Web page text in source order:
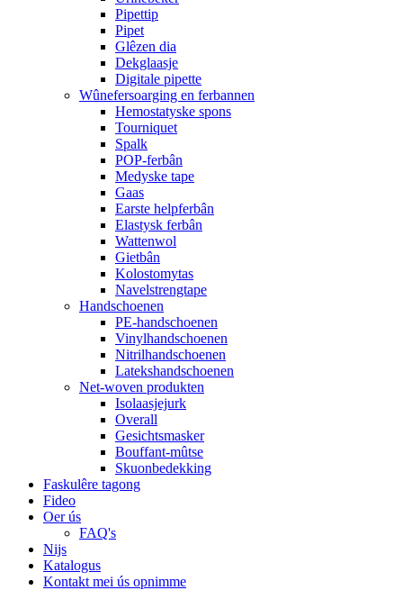
Pipettip
Pipet
Glêzen dia
Dekglaasje
Digitale pipette
Wûnefersoarging en ferbannen
Hemostatyske spons
Tourniquet
Spalk
POP-ferbân
Medyske tape
Gaas
Earste helpferbân
Elastysk ferbân
Wattenwol
Gietbân
Kolostomytas
Navelstrengtape
Handschoenen
PE-handschoenen
Vinylhandschoenen
Nitrilhandschoenen
Latekshandschoenen
Net-woven produkten
Isolaasjejurk
Overall
Gesichtsmasker
Bouffant-mûtse
Skuonbedekking
Faskulêre tagong
Fideo
Oer ús
FAQ's
Nijs
Katalogus
Kontakt mei ús opnimme